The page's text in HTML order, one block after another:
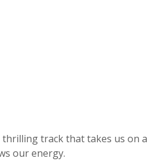
thrilling track that takes us on a
our energy.